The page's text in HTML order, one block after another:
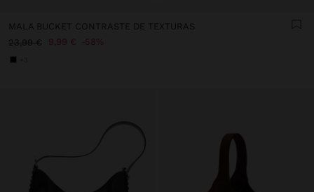
MALA BUCKET CONTRASTE DE TEXTURAS
23,99 €
9,99 € 58%